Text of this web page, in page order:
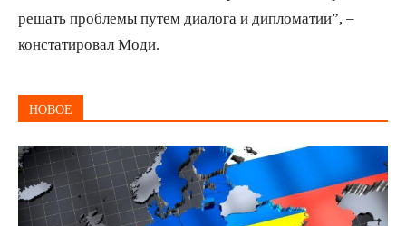
решать проблемы путем диалога и дипломатии”, –
констатировал Моди.
НОВОЕ